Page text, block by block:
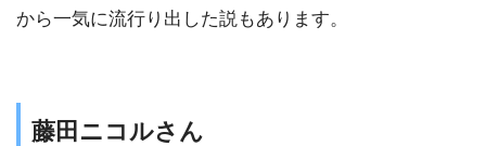
から一気に流行り出した説もあります。
藤田ニコルさん